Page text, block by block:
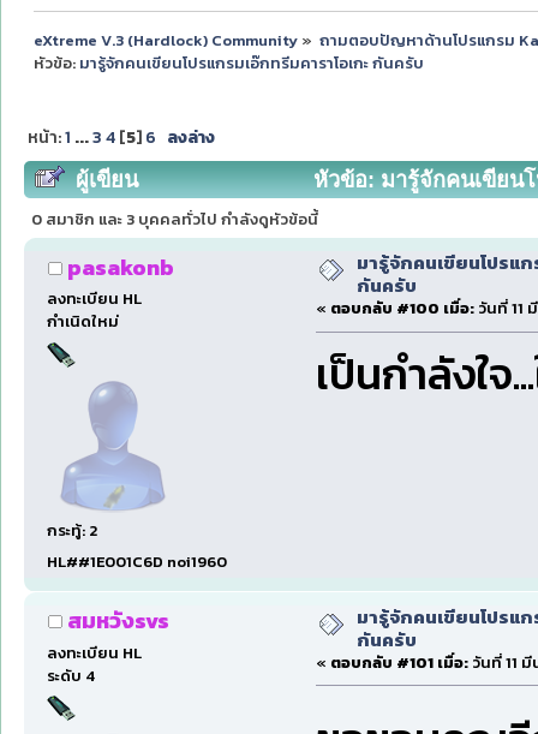
eXtreme V.3 (Hardlock) Community» ถามตอบปัญหาด้านโปรแกรม
หัวข้อ: มารู้จักคนเขียนโปรแกรมเอ๊กทรีมคาราโอเกะ กันครับ
หน้า:1 ...3 4[5] 6 ลงล่าง
ผู้เขียน หัวข้อ: มารู้จักคนเขียนโ
0 สมาชิก และ 3 บุคคลทั่วไป กำลังดูหัวข้อนี้
pasakonb
ลงทะเบียน HL
กำเนิดใหม่
กระทู้: 2
HL##1E001C6D noi1960
มารู้จักคนเขียนโปรแก
กันครับ
« ตอบกลับ #100 เมื่อ: วันที่ 11
เป็นกำลังใ
สมหวังsvs
ลงทะเบียน HL
ระดับ 4
มารู้จักคนเขียนโปรแก
กันครับ
« ตอบกลับ #101 เมื่อ: วันที่ 11